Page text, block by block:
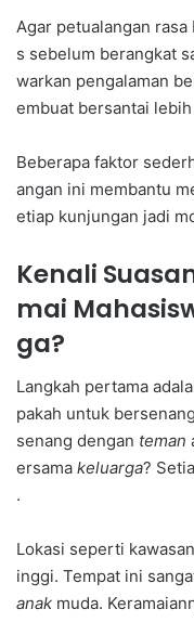
Agar petualangan
s sebelum berangkat
warkan pengalaman
embuat bersantai
Beberapa faktor
angan ini membantu
etiap kunjungan jadi
Kenali
mai
ga?
Langkah pertama
pakah untuk
senang dengan teman
ersama keluarga?
.
Lokasi seperti
inggi. Tempat ini
anak muda.